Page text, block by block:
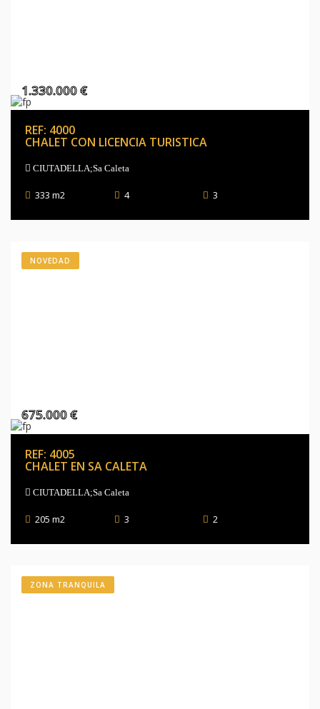
1.330.000 €
REF: 4000
CHALET CON LICENCIA TURISTICA
CIUTADELLA;Sa Caleta
333 m2 4 3
NOVEDAD
675.000 €
REF: 4005
CHALET EN SA CALETA
CIUTADELLA;Sa Caleta
205 m2 3 2
ZONA TRANQUILA